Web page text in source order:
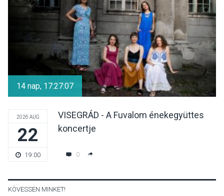
Beszélgetés a Kacsakő
Irodalmi Színpadon
KULTÚRA 2026 AUG 06
Különleges csillagles lesz
Tahitótfaluban a Bodor
Majorban
KULTÚRA
14 nap, 17:27:07
2026 AUG
22
19:00
VISEGRÁD - A Fuvalom énekegyüttes
koncertje
0
KÖVESSEN MINKET!